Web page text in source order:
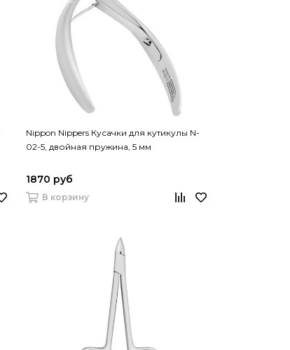
Nippon Nippers Кусачки для кутикулы N-
02-5, двойная пружина, 5 мм
1870 руб
В корзину